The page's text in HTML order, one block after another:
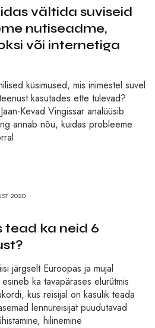
vältida suviseid
nutiseadme,
või internetiga
küsimused, mis inimestel suvel
kasutades ette tulevad?
Kevad Vingissar analüüsib
annab nõu, kuidas probleeme
2020
tead ka neid 6
järgselt Euroopas ja mujal
ka tavapärases elurütmis
kus reisijal on kasulik teada
lennureisijat puudutavad
hilinemine